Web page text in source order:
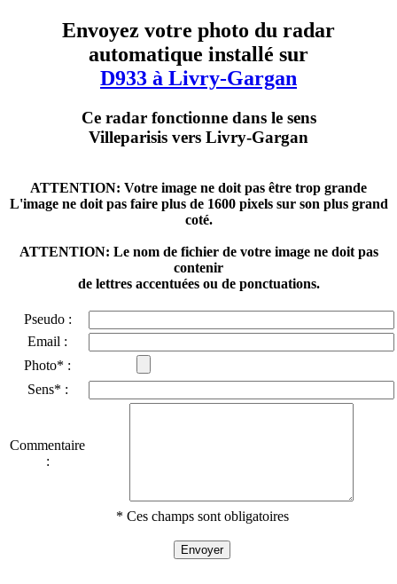
Envoyez votre photo du radar
automatique installé sur
D933 à Livry-Gargan
Ce radar fonctionne dans le sens
Villeparisis vers Livry-Gargan
ATTENTION: Votre image ne doit pas être trop grande
L'image ne doit pas faire plus de 1600 pixels sur son plus grand
coté.
ATTENTION: Le nom de fichier de votre image ne doit pas
contenir
de lettres accentuées ou de ponctuations.
Pseudo :
Email :
Photo* :
Sens* :
Commentaire
:
* Ces champs sont obligatoires